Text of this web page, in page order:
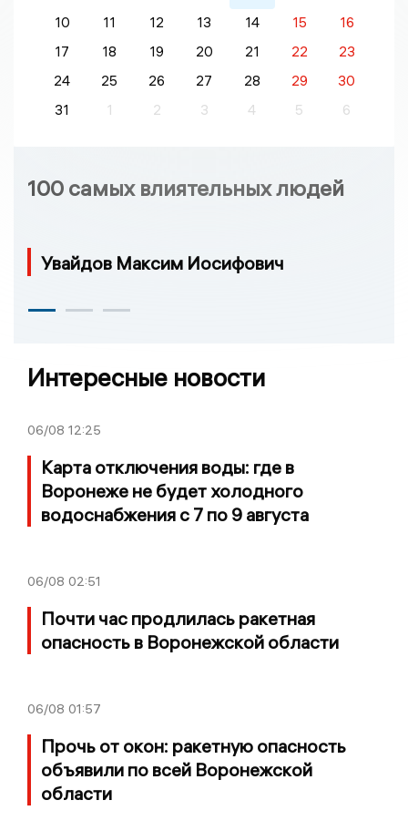
10
11 12 13 14 15
16
17
18 19 20 21 22
23
24
25 26 27 28 29
30
31
1 2 3 4 5 6
100 самых влиятельных людей
Увайдов Максим Иосифович
Интересные новости
06/08 12:25
Карта отключения воды: где в
Воронеже не будет холодного
водоснабжения с 7 по 9 августа
06/08 02:51
Почти час продлилась ракетная
опасность в Воронежской области
06/08 01:57
Прочь от окон: ракетную опасность
объявили по всей Воронежской
области